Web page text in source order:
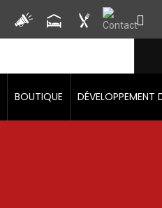
BOUTIQUE DÉVELOPPEMENT